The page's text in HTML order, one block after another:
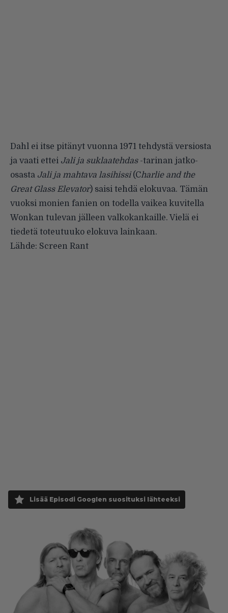
Dahl ei itse pitänyt vuonna 1971 tehdystä versiosta
ja vaati ettei Jali ja suklaatehdas -tarinan jatko-
osasta Jali ja mahtava lasihissi(Charlie and the
Great Glass Elevator) saisi tehdä elokuvaa. Tämän
vuoksi monien fanien on todella vaikea kuvitella
Wonkan tulevan jälleen valkokankaille. Vielä ei
tiedetä toteutuuko elokuva lainkaan.
Lähde: Screen Rant
Lisää Episodi Googlen suosituksi lähteeksi